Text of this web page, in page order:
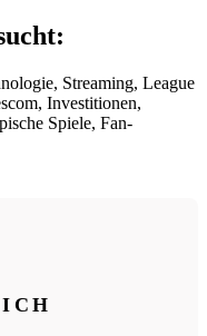
Streaming, League
Investitionen,
Spiele, Fan-